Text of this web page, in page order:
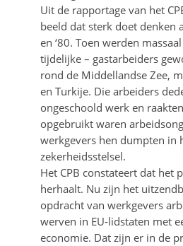
Uit de rapportage van het
beeld dat sterk doet denken
en ‘80. Toen werden
tijdelijke – gastarbeiders
rond de Middellandse Zee,
en Turkije. Die arbeiders
ongeschoold werk en
opgebruikt waren
werkgevers hen dumpten in
zekerheidsstelsel.
Het CPB constateert dat het
herhaalt. Nu zijn het
opdracht van werkgevers
werven in EU-lidstaten met
economie. Dat zijn er in de